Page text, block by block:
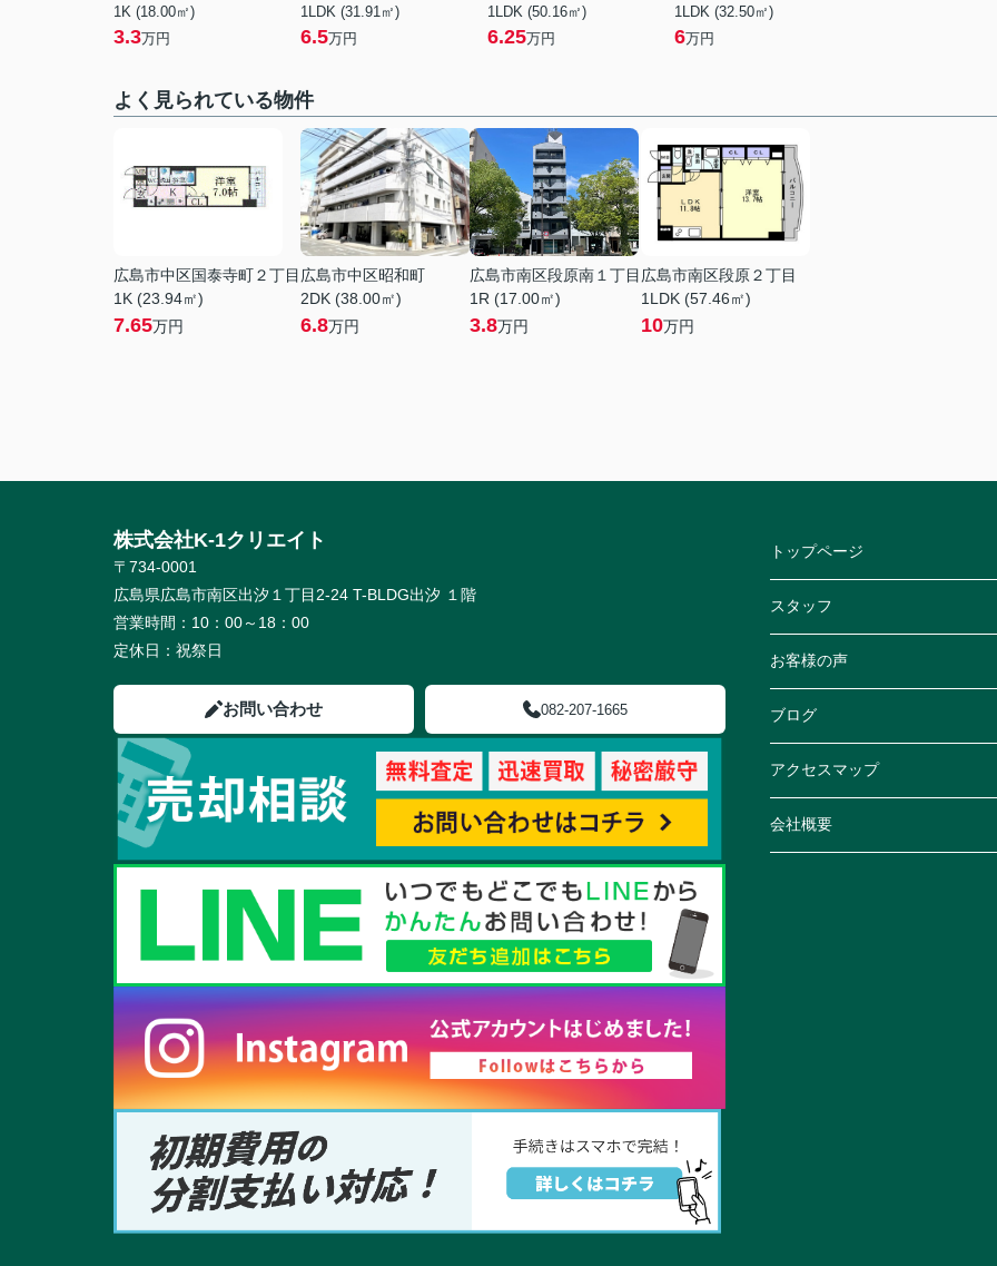
1K (18.00㎡)
3.3万円
1LDK (31.91㎡)
6.5万円
1LDK (50.16㎡)
6.25万円
1LDK (32.50㎡)
6万円
よく見られている物件
広島市中区国泰寺町２丁目
1K (23.94㎡)
7.65万円
広島市中区昭和町
2DK (38.00㎡)
6.8万円
広島市南区段原南１丁目
1R (17.00㎡)
3.8万円
広島市南区段原２丁目
1LDK (57.46㎡)
10万円
株式会社K-1クリエイト
〒734-0001
広島県広島市南区出汐１丁目2-24 T-BLDG出汐 １階
営業時間： 10：00～18：00
定休日： 祝祭日
お問い合わせ 082-207-1665
トップページ
スタッフ
お客様の声
ブログ
アクセスマップ
会社概要